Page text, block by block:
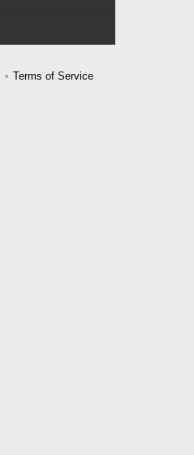
Terms of Service